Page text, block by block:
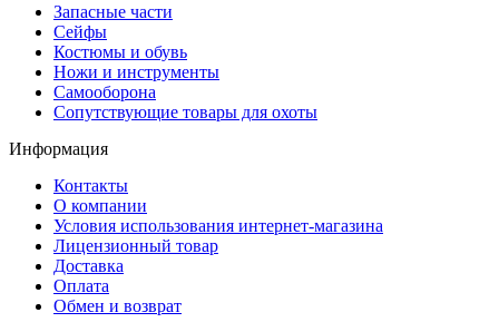
Запасные части
Сейфы
Костюмы и обувь
Ножи и инструменты
Самооборона
Сопутствующие товары для охоты
Информация
Контакты
О компании
Условия использования интернет-магазина
Лицензионный товар
Доставка
Оплата
Обмен и возврат